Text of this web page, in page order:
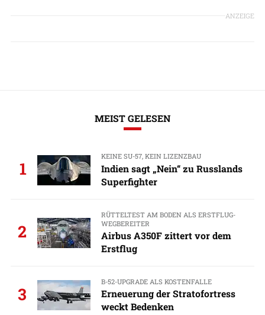
ANZEIGE
MEIST GELESEN
1
KEINE SU-57, KEIN LIZENZBAU
Indien sagt „Nein“ zu Russlands
Superfighter
2
RÜTTELTEST AM BODEN ALS ERSTFLUG-
WEGBEREITER
Airbus A350F zittert vor dem
Erstflug
3
B-52-UPGRADE ALS KOSTENFALLE
Erneuerung der Stratofortress
weckt Bedenken